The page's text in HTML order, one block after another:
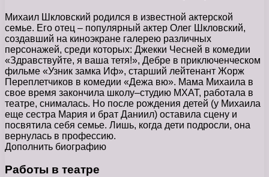
Михаил Шкловский родился в известной актерской
семье. Его отец – популярный актер Олег Шкловский,
создавший на киноэкране галерею различных
персонажей, среди которых: Джекки Чесней в комедии
«Здравствуйте, я ваша тетя!», Дебре в приключенческом
фильме «Узник замка Иф», старший лейтенант Жорж
Переплетчиков в комедии «Дежа вю». Мама Михаила в
свое время закончила школу–студию МХАТ, работала в
театре, снималась. Но после рождения детей (у Михаила
еще сестра Мария и брат Даниил) оставила сцену и
посвятила себя семье. Лишь, когда дети подросли, она
вернулась в профессию.
Дополнить биографию
Работы в театре